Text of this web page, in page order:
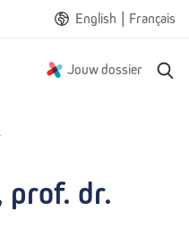
English | Français
Jouw dossier
prof. dr.